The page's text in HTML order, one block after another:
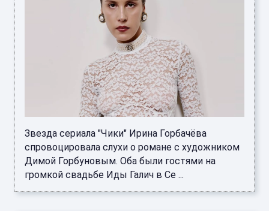
Звезда сериала "Чики" Ирина Горбачёва
спровоцировала слухи о романе с художником
Димой Горбуновым. Оба были гостями на
громкой свадьбе Иды Галич в Се ...